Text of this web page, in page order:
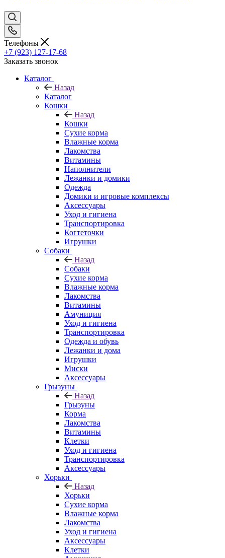
Телефоны
+7 (923) 127-17-68
Заказать звонок
Каталог
Назад
Каталог
Кошки
Назад
Кошки
Сухие корма
Влажные корма
Лакомства
Витамины
Наполнители
Лежанки и домики
Одежда
Домики и игровые комплексы
Аксессуары
Уход и гигиена
Транспортировка
Когтеточки
Игрушки
Собаки
Назад
Собаки
Сухие корма
Влажные корма
Лакомства
Витамины
Амуниция
Уход и гигиена
Транспортировка
Одежда и обувь
Лежанки и дома
Игрушки
Миски
Аксессуары
Грызуны
Назад
Грызуны
Корма
Лакомства
Витамины
Клетки
Уход и гигиена
Транспортировка
Аксессуары
Хорьки
Назад
Хорьки
Сухие корма
Влажные корма
Лакомства
Уход и гигиена
Аксессуары
Клетки